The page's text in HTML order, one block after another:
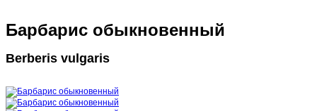
Барбарис обыкновенный
Berberis vulgaris